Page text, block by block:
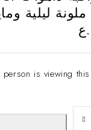
ليلية